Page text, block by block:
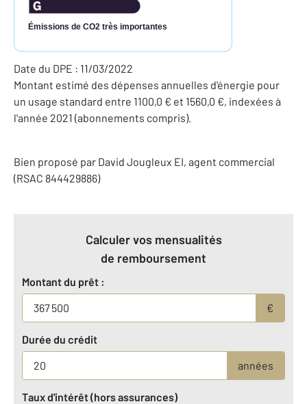
Émissions de CO2 très importantes
Date du DPE : 11/03/2022
Montant estimé des dépenses annuelles d'énergie pour
un usage standard entre 1100,0 € et 1560,0 €, indexées à
l'année 2021 (abonnements compris).
Bien proposé par David Jougleux EI, agent commercial
(RSAC 844429886)
Calculer vos mensualités
de remboursement
Montant du prêt :
€
Durée du crédit
années
Taux d'intérêt (hors assurances)